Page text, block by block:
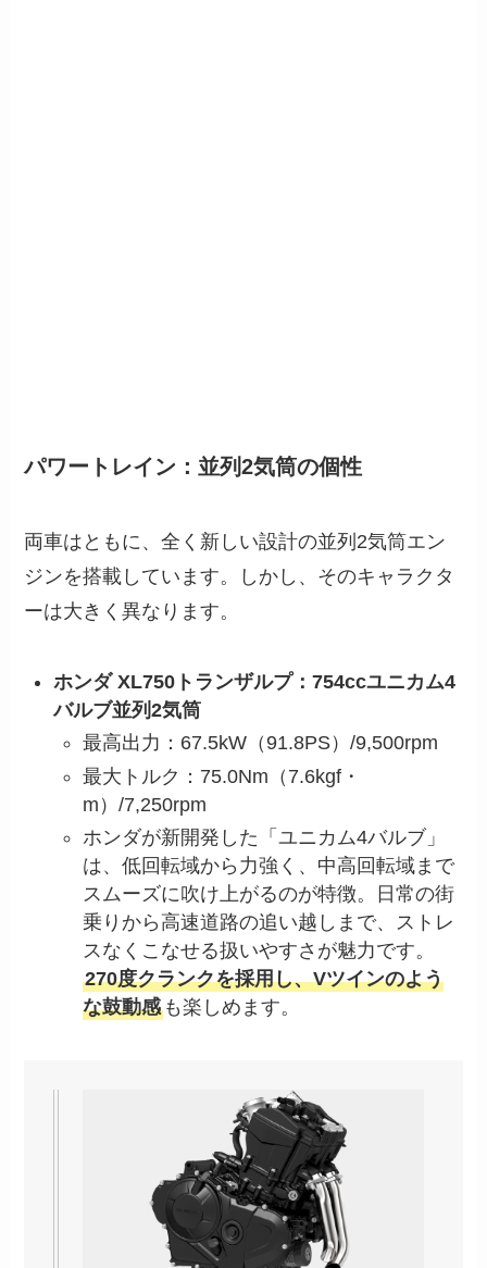
パワートレイン：並列2気筒の個性
両車はともに、全く新しい設計の並列2気筒エン
ジンを搭載しています。しかし、そのキャラクタ
ーは大きく異なります。
ホンダ XL750トランザルプ：754ccユニカム4
バルブ並列2気筒
最高出力：67.5kW（91.8PS）/9,500rpm
最大トルク：75.0Nm（7.6kgf・
m）/7,250rpm
ホンダが新開発した「ユニカム4バルブ」
は、低回転域から力強く、中高回転域まで
スムーズに吹け上がるのが特徴。日常の街
乗りから高速道路の追い越しまで、ストレ
スなくこなせる扱いやすさが魅力です。
270度クランクを採用し、Vツインのよう
な鼓動感 も楽しめます。